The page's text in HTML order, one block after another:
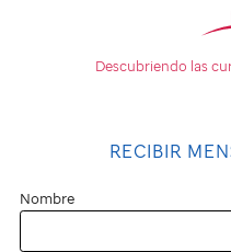
Descubriendo las
RECIBIR
Nombre